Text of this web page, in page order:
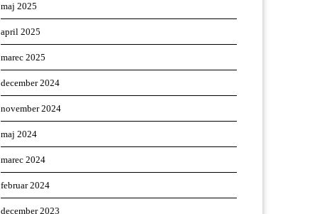
maj 2025
april 2025
marec 2025
december 2024
november 2024
maj 2024
marec 2024
februar 2024
december 2023